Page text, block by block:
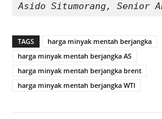
Asido Situmorang, Senior
TAGS
harga minyak mentah berjangka
harga minyak mentah berjangka AS
harga minyak mentah berjangka brent
harga minyak mentah berjangka WTI